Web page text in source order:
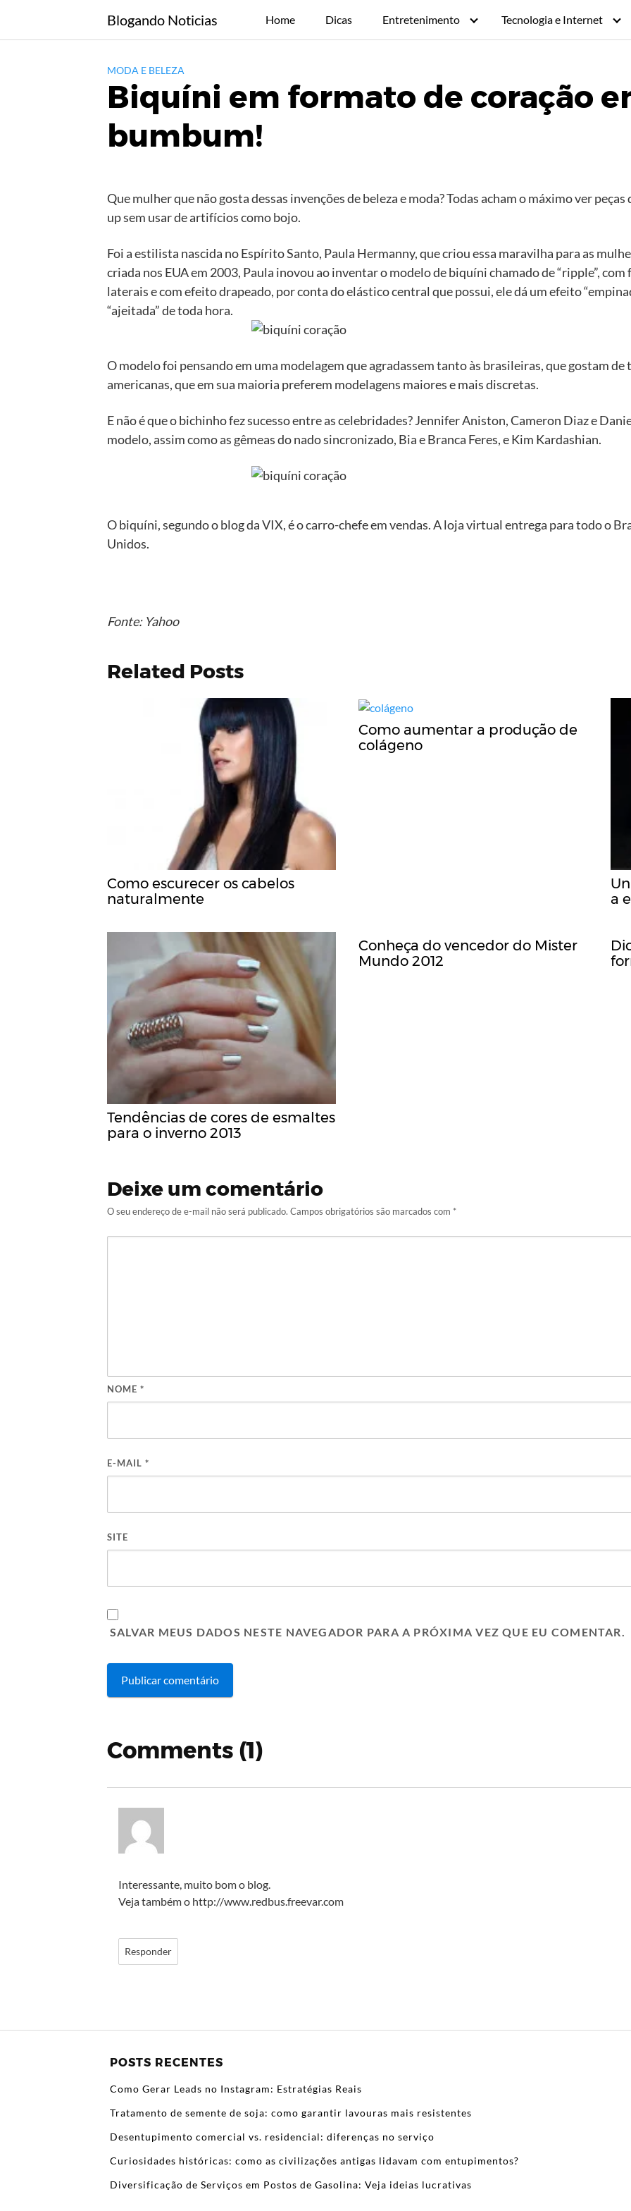
content
Blogando Noticias Home Dicas Entretenimento Tecnologia e Internet
MODA E BELEZA
Biquíni em formato de coração
bumbum!
Que mulher que não gosta dessas invenções de beleza e moda? Todas acham o máximo ver
up sem usar de artifícios como bojo.
Foi a estilista nascida no Espírito Santo, Paula Hermanny, que criou essa maravilha para as
criada nos EUA em 2003, Paula inovou ao inventar o modelo de biquíni chamado de “ripple”,
laterais e com efeito drapeado, por conta do elástico central que possui, ele dá um efeito
“ajeitada” de toda hora.
O modelo foi pensando em uma modelagem que agradassem tanto às brasileiras, que gostam de
americanas, que em sua maioria preferem modelagens maiores e mais discretas.
E não é que o bichinho fez sucesso entre as celebridades? Jennifer Aniston, Cameron Diaz e
modelo, assim como as gêmeas do nado sincronizado, Bia e Branca Feres, e Kim Kardashian.
O biquíni, segundo o blog da VIX, é o carro-chefe em vendas. A loja virtual entrega para todo o
Unidos.
Fonte: Yahoo
Related Posts
Como escurecer os cabelos
Como aumentar a produção de
colágeno
a
Tendências de cores de esmaltes
para o inverno 2013
Conheça do vencedor do Mister
Mundo 2012
Deixe um comentário
O seu endereço de e-mail não será publicado. Campos obrigatórios são marcados com *
NOME *
E-MAIL *
SITE
SALVAR MEUS DADOS NESTE NAVEGADOR PARA A PRÓXIMA VEZ QUE EU COMENTAR.
Comments (1)
Interessante, muito bom o blog.
Veja também o http://www.redbus.freevar.com
Responder
POSTS RECENTES
Como Gerar Leads no Instagram: Estratégias Reais
Tratamento de semente de soja: como garantir lavouras mais resistentes
Desentupimento comercial vs. residencial: diferenças no serviço
Curiosidades históricas: como as civilizações antigas lidavam com entupimentos?
Diversificação de Serviços em Postos de Gasolina: Veja ideias lucrativas